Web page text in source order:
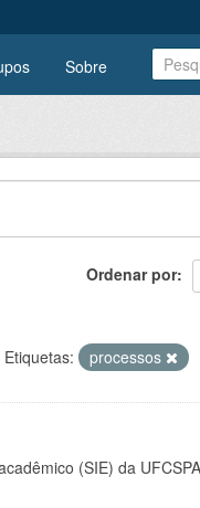
Sobre
Ordenar por
Etiquetas: processos
(SIE) da